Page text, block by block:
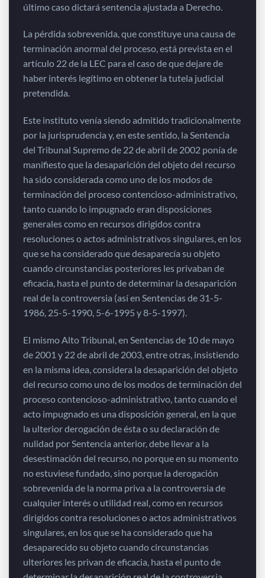
último caso dictará sentencia ajustada a Derecho.
La pérdida sobrevenida, que constituye una causa de
terminación anormal del proceso, está prevista en el
artículo 22 de la LEC para el caso de que dejare de
haber interés legítimo en obtener la tutela judicial
pretendida.
Este instituto venía siendo admitido tradicionalmente
por la jurisprudencia y, en este sentido, la Sentencia
del Tribunal Supremo de 22 de abril de 2002 ponía de
manifiesto que la desaparición del objeto del recurso
ha sido considerada como uno de los modos de
terminación del proceso contencioso-administrativo,
tanto cuando lo impugnado eran disposiciones
generales como en recursos dirigidos contra
resoluciones o actos administrativos singulares, en los
que se ha considerado que desaparecía su objeto
cuando circunstancias posteriores les privaban de
eficacia, hasta el punto de determinar la desaparición
real de la controversia (así en Sentencias de 31-5-
1986, 25-5-1990, 5-6-1995 y 8-5-1997).
El mismo Alto Tribunal, en Sentencias de 10 de mayo
de 2001 y 22 de abril de 2003, entre otras, insistiendo
en la misma idea, considera la desaparición del objeto
del recurso como uno de los modos de terminación del
proceso contencioso-administrativo, tanto cuando el
acto impugnado es una disposición general, en la que
la ulterior derogación de ésta o su declaración de
nulidad por Sentencia anterior, debe llevar a la
desestimación del recurso, no porque en su momento
no estuviese fundado, sino porque la derogación
sobrevenida de la norma priva a la controversia de
cualquier interés o utilidad real, como en recursos
dirigidos contra resoluciones o actos administrativos
singulares, en los que se ha considerado que ha
desaparecido su objeto cuando circunstancias
ulteriores les privan de eficacia, hasta el punto de